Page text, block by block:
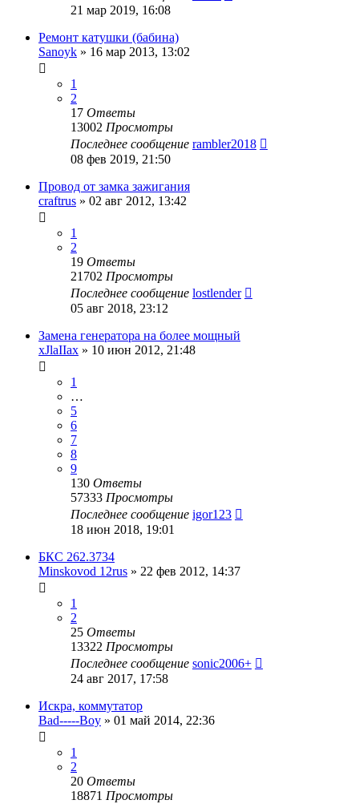
21 мар 2019, 16:08
Ремонт катушки (бабина)
Sanoyk » 16 мар 2013, 13:02
1
2
17 Ответы
13002 Просмотры
Последнее сообщение rambler2018
08 фев 2019, 21:50
Провод от замка зажигания
craftrus » 02 авг 2012, 13:42
1
2
19 Ответы
21702 Просмотры
Последнее сообщение lostlender
05 авг 2018, 23:12
Замена генератора на более мощный
xJlaIIax » 10 июн 2012, 21:48
1
…
5
6
7
8
9
130 Ответы
57333 Просмотры
Последнее сообщение igor123
18 июн 2018, 19:01
БКС 262.3734
Minskovod 12rus » 22 фев 2012, 14:37
1
2
25 Ответы
13322 Просмотры
Последнее сообщение sonic2006+
24 авг 2017, 17:58
Искра, коммутатор
Bad-----Boy » 01 май 2014, 22:36
1
2
20 Ответы
18871 Просмотры